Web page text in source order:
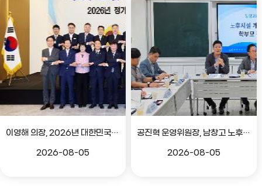
이영해 의장, 2026년 대한민국시도의회의장협의회 정기회 참석
2026-08-05
공진혁 운영위원장, 남창고 노후시설 개선 위한 학부모 간담회
2026-08-05